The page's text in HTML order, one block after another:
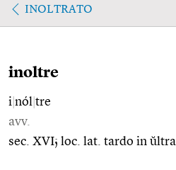
INOLTRATO
inoltre
i nól tre
avv.
sec. XVI; loc. lat. tardo in ŭltra.